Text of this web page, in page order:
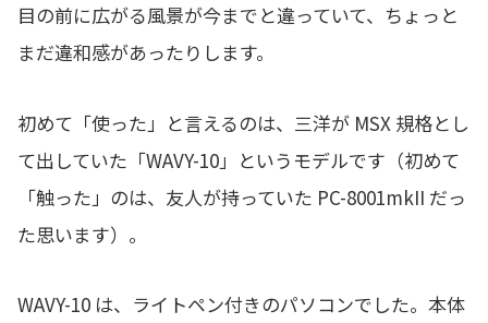
目の前に広がる風景が今までと違っていて、ちょっと
まだ違和感があったりします。
初めて「使った」と言えるのは、三洋が MSX 規格とし
て出していた「WAVY-10」というモデルです（初めて
「触った」のは、友人が持っていた PC-8001mkII だっ
た思います）。
WAVY-10 は、ライトペン付きのパソコンでした。本体